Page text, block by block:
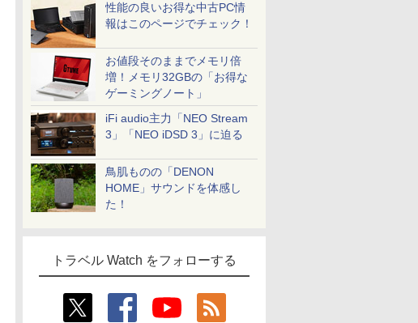
性能の良いお得な中古PC情
報はこのページでチェック！
お値段そのままでメモリ倍
増！メモリ32GBの「お得な
ゲーミングノート」
iFi audio主力「NEO Stream
3」「NEO iDSD 3」に迫る
鳥肌ものの「DENON
HOME」サウンドを体感し
た！
トラベル Watch をフォローする